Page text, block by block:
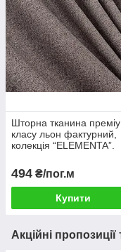
Шторна тканина
класу льон фактурний,
колекція “ELEMENTA”.
1870ш
494 ₴/пог.м
Купити
Акційні